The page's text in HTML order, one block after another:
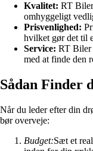
Kvalitet: RT
omhyggeligt
Prisvenlighed:
hvilket gør det til
Service: RT Biler
med at finde den
Sådan Finder
Når du leder efter din
bør overveje:
Budget:Sæt et